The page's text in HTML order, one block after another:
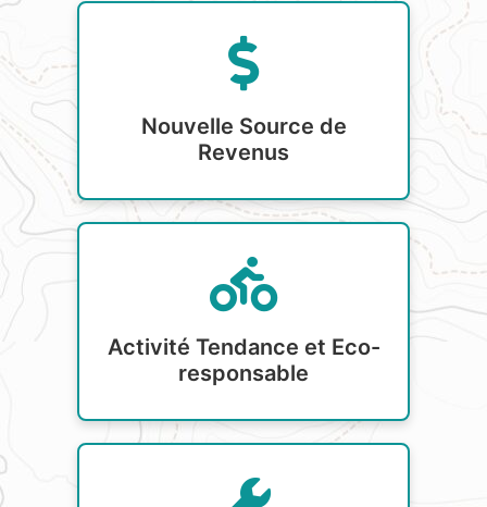
Nouvelle Source de
Revenus
Activité Tendance et Eco-
responsable